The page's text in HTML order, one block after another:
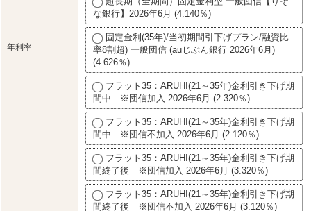
年利率
な銀行】2026年6月 (4.140％)
固定金利(35年)/当初期間引下げプラン/融資比
率8割超) 一般団信 (auじぶん銀行 2026年6月)
(4.626％)
フラット35：ARUHI(21～35年)金利引き下げ期
間中 ※団信加入 2026年6月 (2.320％)
フラット35：ARUHI(21～35年)金利引き下げ期
間中 ※団信不加入 2026年6月 (2.120％)
フラット35：ARUHI(21～35年)金利引き下げ期
間終了後 ※団信加入 2026年6月 (3.320％)
フラット35：ARUHI(21～35年)金利引き下げ期
間終了後 ※団信不加入 2026年6月 (3.120％)